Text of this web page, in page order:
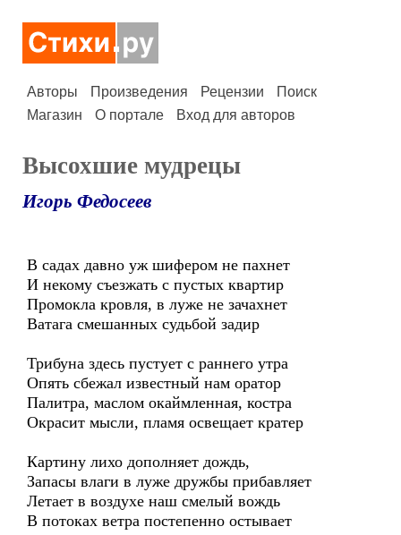
Авторы Произведения Рецензии
Поиск
Магазин
О портале Вход для авторов
Высохшие мудрецы
Игорь Федосеев
В садах давно уж шифером не пахнет
И некому съезжать с пустых квартир
Промокла кровля, в луже не зачахнет
Ватага смешанных судьбой задир
Трибуна здесь пустует с раннего утра
Опять сбежал известный нам оратор
Палитра, маслом окаймленная, костра
Окрасит мысли, пламя освещает кратер
Картину лихо дополняет дождь,
Запасы влаги в луже дружбы прибавляет
Летает в воздухе наш смелый вождь
В потоках ветра постепенно остывает